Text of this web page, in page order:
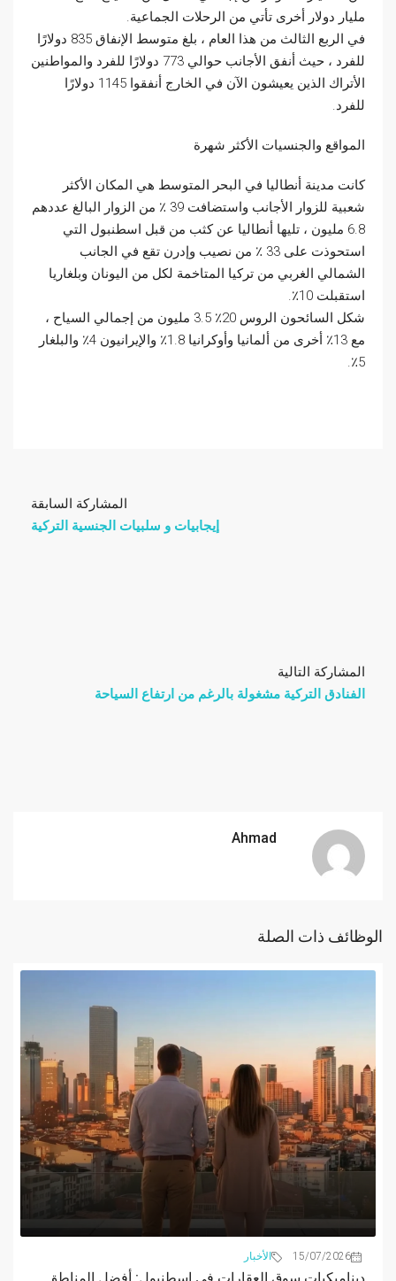
مليار دولار أخرى تأتي من الرحلات الجماعية.
في الربع الثالث من هذا العام ، بلغ متوسط الإنفاق 835 دولارًا
للفرد ، حيث أنفق الأجانب حوالي 773 دولارًا للفرد والمواطنين
الأتراك الذين يعيشون الآن في الخارج أنفقوا 1145 دولارًا
للفرد.
المواقع والجنسيات الأكثر شهرة
كانت مدينة أنطاليا في البحر المتوسط هي المكان الأكثر
شعبية للزوار الأجانب واستضافت 39 ٪ من الزوار البالغ عددهم
6.8 مليون ، تليها أنطاليا عن كثب من قبل اسطنبول التي
استحوذت على 33 ٪ من نصيب وإدرن تقع في الجانب
الشمالي الغربي من تركيا المتاخمة لكل من اليونان وبلغاريا
استقبلت 10٪.
شكل السائحون الروس 20٪ 3.5 مليون من إجمالي السياح ،
مع 13٪ أخرى من ألمانيا وأوكرانيا 1.8٪ والإيرانيون 4٪ والبلغار
5٪.
المشاركة السابقة
إيجابيات و سلبيات الجنسية التركية
المشاركة التالية
الفنادق التركية مشغولة بالرغم من ارتفاع السياحة
Ahmad
الوظائف ذات الصلة
15/07/2026 الأخبار